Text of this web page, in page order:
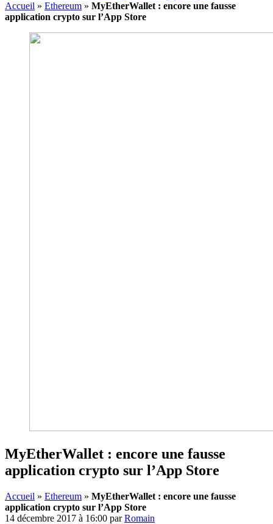
Accueil » Ethereum » MyEtherWallet : encore une fausse
application crypto sur l’App Store
MyEtherWallet : encore une fausse
application crypto sur l’App Store
Accueil » Ethereum » MyEtherWallet : encore une fausse
application crypto sur l’App Store
14 décembre 2017 à 16:00 parRomain